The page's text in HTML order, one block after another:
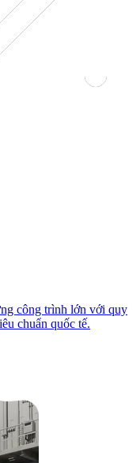
công trình lớn với quy
chuẩn quốc tế.